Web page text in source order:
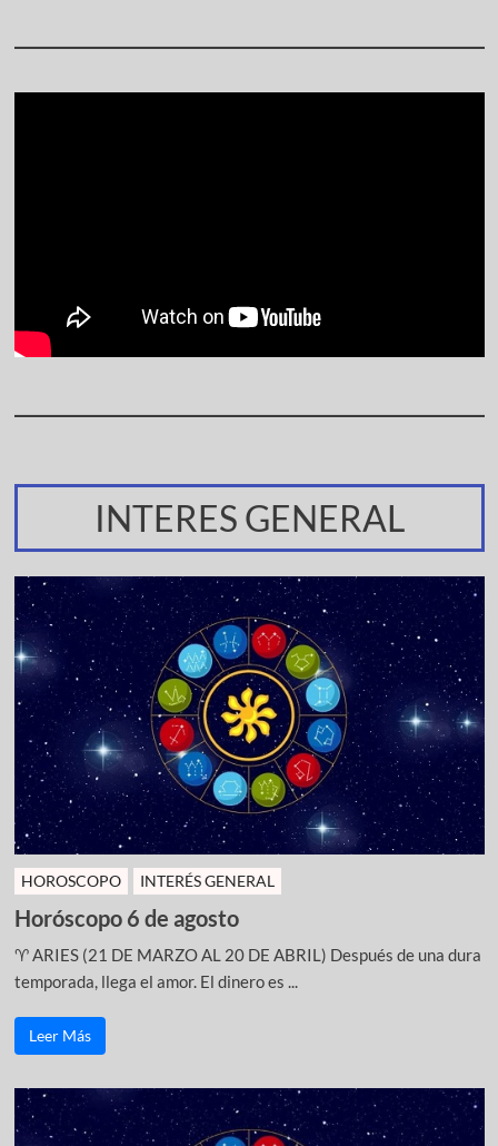
INTERES GENERAL
HOROSCOPO INTERÉS GENERAL
Horóscopo 6 de agosto
♈ ARIES (21 DE MARZO AL 20 DE ABRIL) Después de una dura
temporada, llega el amor. El dinero es ...
Leer Más